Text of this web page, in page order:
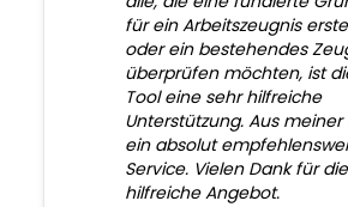
für ein Arbeitszeugnis
oder ein bestehendes
überprüfen möchten, ist
Tool eine sehr hilfreiche
Unterstützung. Aus meiner
ein absolut
Service. Vielen Dank für
hilfreiche Angebot.